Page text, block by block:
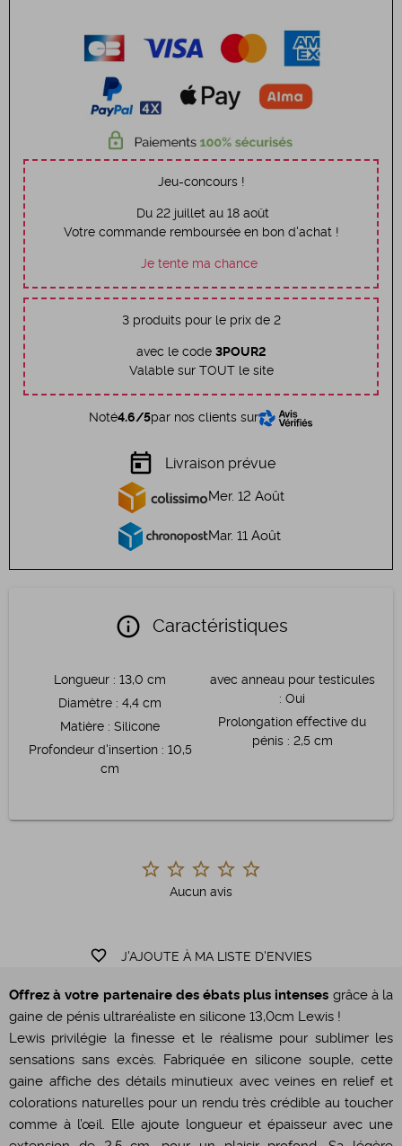
Jeu-concours !
Du 22 juillet au 18 août
Votre commande remboursée en bon d'achat !
Je tente ma chance
3 produits pour le prix de 2
avec le code 3POUR2
Valable sur TOUT le site
Noté4.6/5par nos clients sur
today Livraison prévue
Mer. 12 Août
Mar. 11 Août
Aucun avis
favorite_border J'AJOUTE À MA LISTE D'ENVIES
info Caractéristiques
Longueur : 13,0 cm
Diamètre : 4,4 cm
Matière : Silicone
Profondeur d'insertion: 10,5
cm
avec anneau pour testicules
: Oui
Prolongation effective du
pénis: 2,5 cm
Offrez à votre partenaire des ébats plus intenses grâce à la
gaine de pénis ultraréaliste en silicone 13,0cm Lewis !
Lewis privilégie la finesse et le réalisme pour sublimer les
sensations sans excès. Fabriquée en silicone souple, cette
gaine affiche des détails minutieux avec veines en relief et
colorations naturelles pour un rendu très crédible au toucher
comme à l’œil. Elle ajoute longueur et épaisseur avec une